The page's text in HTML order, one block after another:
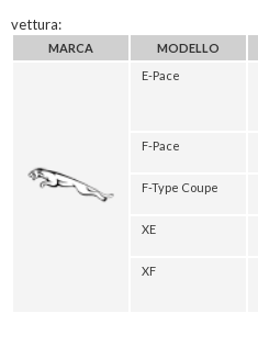
vettura:
MARCA MODELLO
E-Pace
F-Pace
F-Type Coupe
XE
XF